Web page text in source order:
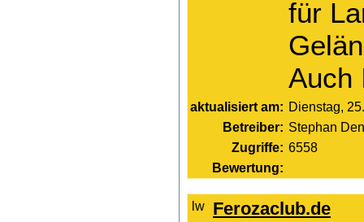
für
Auch
aktualisiert am: Dienstag,
Betreiber: Stephan
Zugriffe: 6558
Bewertung:
Ferozaclub.de